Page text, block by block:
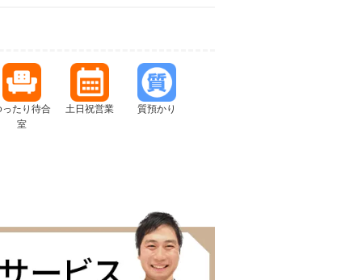
ったり待合
室
土日祝営業 質預かり